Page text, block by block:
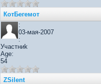
КотБегемот
:
03-мая-2007
:
Участниk
Age:
54
ZSilent